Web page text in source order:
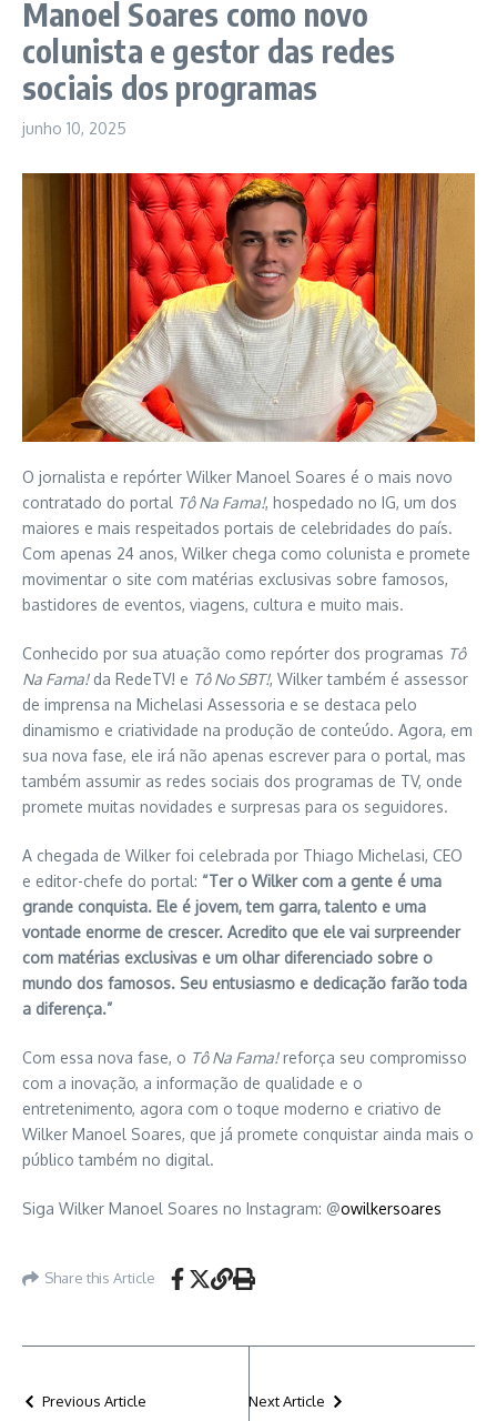
Manoel Soares como novo
colunista e gestor das redes
sociais dos programas
junho 10, 2025
O jornalista e repórter Wilker Manoel Soares é o mais novo
contratado do portal Tô Na Fama!, hospedado no IG, um dos
maiores e mais respeitados portais de celebridades do país.
Com apenas 24 anos, Wilker chega como colunista e promete
movimentar o site com matérias exclusivas sobre famosos,
bastidores de eventos, viagens, cultura e muito mais.
Conhecido por sua atuação como repórter dos programas Tô
Na Fama!da RedeTV! e Tô No SBT!, Wilker também é assessor
de imprensa na Michelasi Assessoria e se destaca pelo
dinamismo e criatividade na produção de conteúdo. Agora, em
sua nova fase, ele irá não apenas escrever para o portal, mas
também assumir as redes sociais dos programas de TV, onde
promete muitas novidades e surpresas para os seguidores.
A chegada de Wilker foi celebrada por Thiago Michelasi, CEO
e editor-chefe do portal: “Ter o Wilker com a gente é uma
grande conquista. Ele é jovem, tem garra, talento e uma
vontade enorme de crescer. Acredito que ele vai surpreender
com matérias exclusivas e um olhar diferenciado sobre o
mundo dos famosos. Seu entusiasmo e dedicação farão toda
a diferença.”
Com essa nova fase, o Tô Na Fama!reforça seu compromisso
com a inovação, a informação de qualidade e o
entretenimento, agora com o toque moderno e criativo de
Wilker Manoel Soares, que já promete conquistar ainda mais o
público também no digital.
Siga Wilker Manoel Soares no Instagram: @owilkersoares
Share this Article
Previous Article Next Article